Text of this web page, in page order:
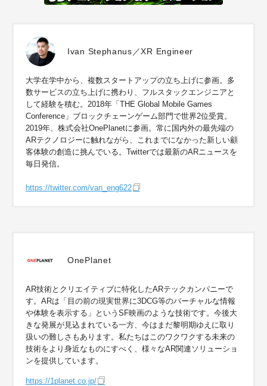
Ivan Stephanus／XR Engineer
大学在学中から、複数スタートアップの立ち上げに参画。多
数サービスの立ち上げに携わり、フルスタックエンジニアと
して経験を積む。2018年「THE Global Mobile Games
Conference」ブロックチェーンゲーム部門で世界2位受賞。
2019年、株式会社OnePlanetに参画。常に国内外の最先端の
ARテクノロジーに触れながら、これまでになかった新しい顧
客体験の創造に挑んでいる。Twitterでは最新のARニュースを
毎日発信。
https://twitter.com/van_eng622
OnePlanet
AR技術とクリエイティブに特化したARテックカンパニーで
す。ARは「目の前の現実世界に3DCG等のバーチャルな情報
や体験を表示する」というSF映画のような技術です。今後大
きな発展が見込まれている一方、今はまだ黎明期ゆえに取り
扱いの難しさもあります。私たちはこのワクワクする未来の
技術をより身近なものにすべく、様々なAR関連ソリューショ
ンを提供しています。
https://1planet.co.jp/